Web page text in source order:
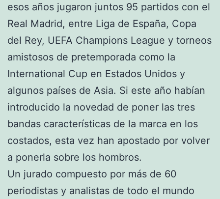
esos años jugaron juntos 95 partidos con el
Real Madrid, entre Liga de España, Copa
del Rey, UEFA Champions League y torneos
amistosos de pretemporada como la
International Cup en Estados Unidos y
algunos países de Asia. Si este año habían
introducido la novedad de poner las tres
bandas características de la marca en los
costados, esta vez han apostado por volver
a ponerla sobre los hombros.
Un jurado compuesto por más de 60
periodistas y analistas de todo el mundo